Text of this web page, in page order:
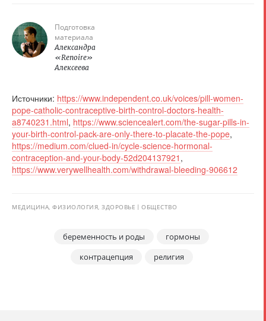
Подготовка
материала
Александра
«Renoire»
Алексеева
Источники: https://www.independent.co.uk/voices/pill-women-
pope-catholic-contraceptive-birth-control-doctors-health-
a8740231.html, https://www.sciencealert.com/the-sugar-pills-in-
your-birth-control-pack-are-only-there-to-placate-the-pope,
https://medium.com/clued-in/cycle-science-hormonal-
contraception-and-your-body-52d204137921 ,
https://www.verywellhealth.com/withdrawal-bleeding-906612
МЕДИЦИНА, ФИЗИОЛОГИЯ, ЗДОРОВЬЕ ОБЩЕСТВО
беременность и роды
гормоны
контрацепция
религия